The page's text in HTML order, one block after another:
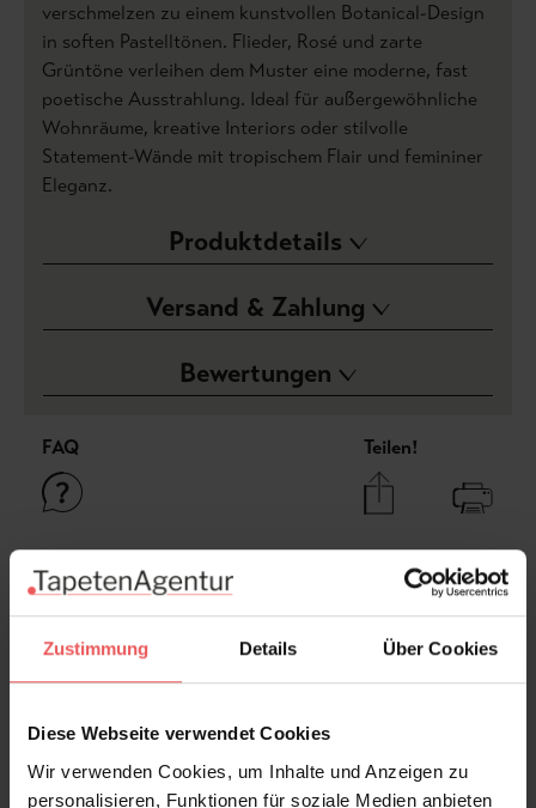
Zustimmung Details Über Cookies
Diese Webseite verwendet Cookies
Wir verwenden Cookies, um Inhalte und Anzeigen zu
personalisieren, Funktionen für soziale Medien anbieten
verschmelzen zu einem kunstvollen Botanical-Design
in soften Pastelltönen. Flieder, Rosé und zarte
Grüntöne verleihen dem Muster eine moderne, fast
poetische Ausstrahlung. Ideal für außergewöhnliche
Wohnräume, kreative Interiors oder stilvolle
Statement-Wände mit tropischem Flair und femininer
Eleganz.
Produktdetails
Versand & Zahlung
Bewertungen
FAQ Teilen!
Sie haben Fragen zum Produkt?
Frage stellen
+49 (0)221 932 81 82
Produktgalerie überspringen
Varianten